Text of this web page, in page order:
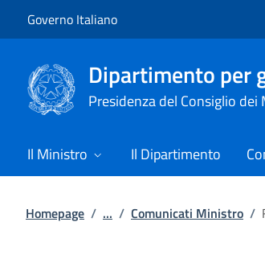
Governo Italiano
Dipartimento per
Presidenza del Consiglio dei
Il Ministro Il Dipartimento
Homepage / ... / Comunicati Ministro /